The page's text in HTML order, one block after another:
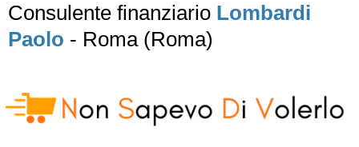
Consulente finanziario Lombardi
Paolo - Roma (Roma)